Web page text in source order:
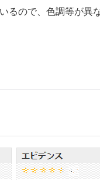
ので、色調等が異な